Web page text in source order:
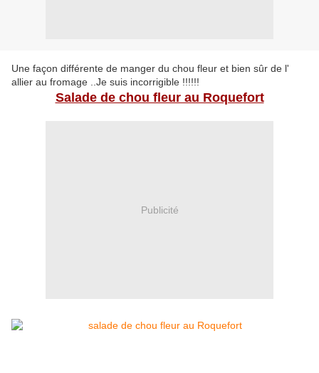
Une façon différente de manger du chou fleur et bien sûr de l'
allier au fromage ..Je suis incorrigible !!!!!!
Salade de chou fleur au Roquefort
Publicité